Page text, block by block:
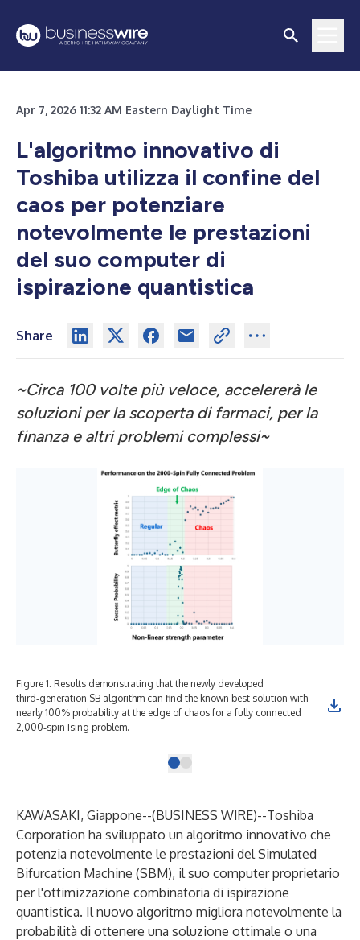
Apr 7, 2026 11:32 AM Eastern Daylight Time
L'algoritmo innovativo di
Toshiba utilizza il confine del
caos per potenziare
notevolmente le prestazioni
del suo computer di
ispirazione quantistica
Share
~Circa 100 volte più veloce, accelererà le
soluzioni per la scoperta di farmaci, per la
finanza e altri problemi complessi~
Figure 1: Results demonstrating that the newly developed
third‑generation SB algorithm can find the known best solution with
nearly 100% probability at the edge of chaos for a fully connected
2,000‑spin Ising problem.
KAWASAKI, Giappone--(BUSINESS WIRE)--Toshiba
Corporation ha sviluppato un algoritmo innovativo che
potenzia notevolmente le prestazioni del Simulated
Bifurcation Machine (SBM), il suo computer proprietario
per l'ottimizzazione combinatoria di ispirazione
quantistica. Il nuovo algoritmo migliora notevolmente la
probabilità di ottenere una soluzione ottimale o una